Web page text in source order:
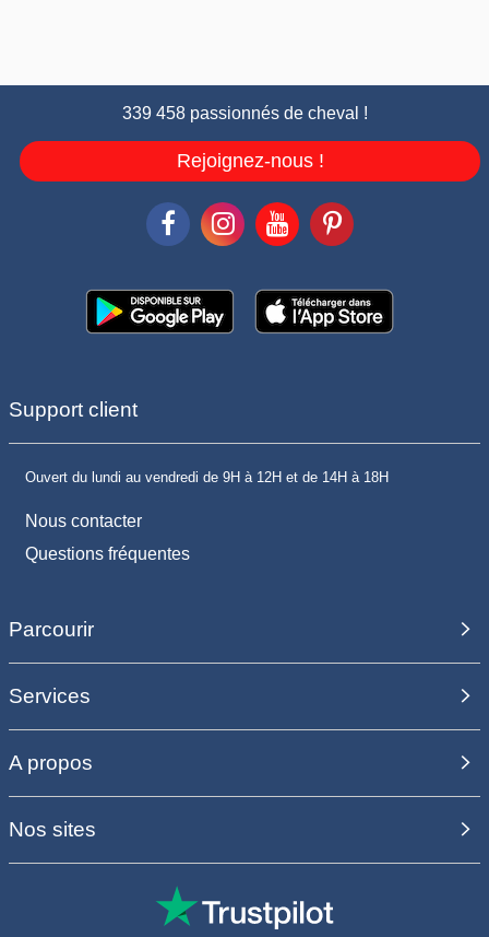
339 458 passionnés de cheval !
Rejoignez-nous !
Support client
Ouvert du lundi au vendredi de 9H à 12H et de 14H à 18H
Nous contacter
Questions fréquentes
Parcourir
Services
A propos
Nos sites